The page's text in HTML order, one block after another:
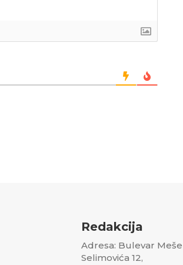
Redakcija
Adresa: Bulevar Meše
Selimovića 12,